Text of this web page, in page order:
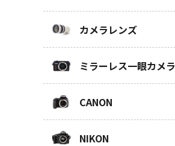
カメラレンズ
ミラーレス一眼カメラ
CANON
NIKON